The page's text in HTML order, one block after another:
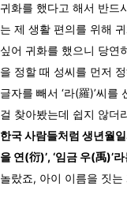
귀화를 했다고 해서 반드
는 제 생활 편의를 위해
싶어 귀화를 했으니 당연
을 정할 때 성씨를 먼저
글자를 빼서 ‘라(羅)’씨
걸 찾아봤는데 쉽지 않더
한국 사람들처럼 생년월
을 연(衍)’, ‘임금 우(禹)’
놀랐죠, 아이 이름을 짓